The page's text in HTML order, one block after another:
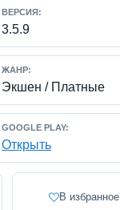
ВЕРСИЯ:
3.5.9
ЖАНР:
Экшен / Платные
GOOGLE PLAY:
Открыть
В избранное